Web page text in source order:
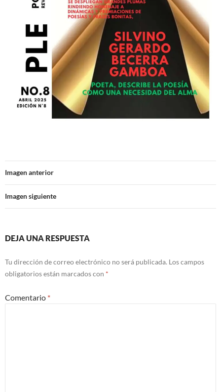
Imagen anterior
Imagen siguiente
DEJA UNA RESPUESTA
Tu dirección de correo electrónico no será publicada. Los campos
obligatorios están marcados con *
Comentario *